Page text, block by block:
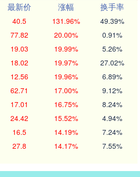
最新价 涨幅
换手率
40.5 131.96% 49.39%
77.82 20.00% 0.91%
19.03 19.99% 5.26%
18.02 19.97% 27.02%
12.56 19.96% 6.89%
62.71 17.00% 9.12%
17.01 16.75% 8.24%
24.42 15.52% 4.94%
16.5 14.19% 7.24%
27.8 14.17% 7.55%